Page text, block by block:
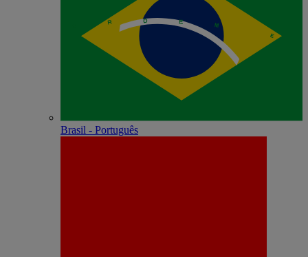
Brasil - Português